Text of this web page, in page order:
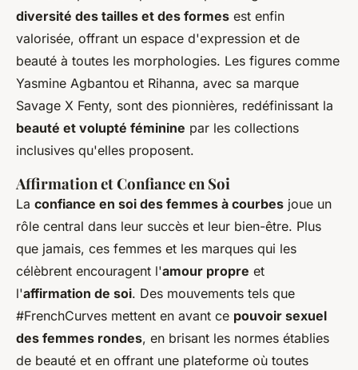
diversité des tailles et des formes est enfin
valorisée, offrant un espace d'expression et de
beauté à toutes les morphologies. Les figures comme
Yasmine Agbantou et Rihanna, avec sa marque
Savage X Fenty, sont des pionnières, redéfinissant la
beauté et volupté féminine par les collections
inclusives qu'elles proposent.
Affirmation et Confiance en Soi
La confiance en soi des femmes à courbes joue un
rôle central dans leur succès et leur bien-être. Plus
que jamais, ces femmes et les marques qui les
célèbrent encouragent l'amour propre et
l'affirmation de soi. Des mouvements tels que
#FrenchCurves mettent en avant ce pouvoir sexuel
des femmes rondes, en brisant les normes établies
de beauté et en offrant une plateforme où toutes